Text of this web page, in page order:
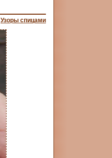
Узоры спицами